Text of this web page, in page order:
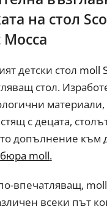
на стол
детски стол moll
стол.
материали,
с децата,
допълнение към
moll.
впечатляващ,
всеки път